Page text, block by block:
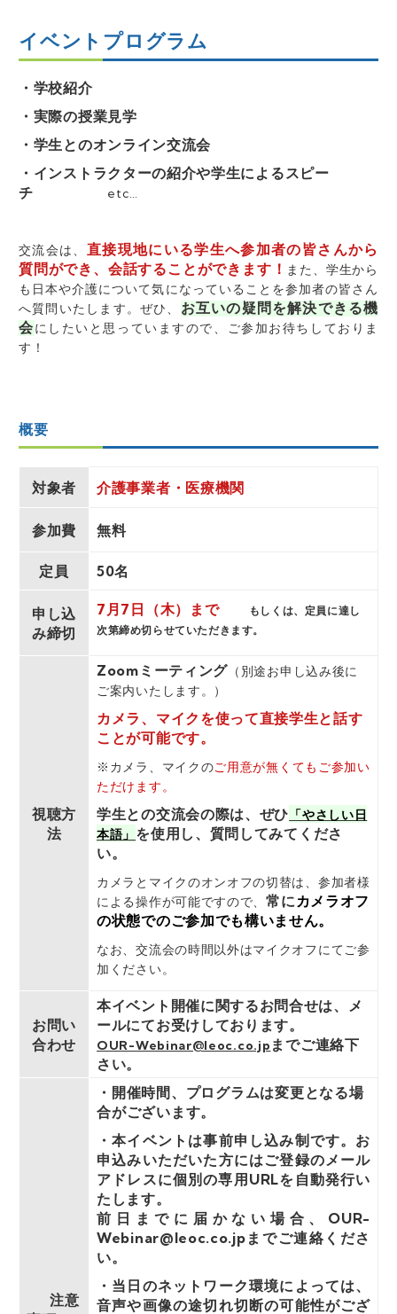
イベントプログラム
・学校紹介
・実際の授業見学
・学生とのオンライン交流会
・インストラクターの紹介や学生によるスピー
チ etc…
交流会は、 直接現地にいる学生へ参加者の皆さんから
質問ができ、会話することができます！ また、学生から
も日本や介護について気になっていることを参加者の皆さん
へ質問いたします。ぜひ、 お互いの疑問を解決できる機
会にしたいと思っていますので、ご参加お待ちしておりま
す！
概要
対象者 介護事業者・医療機関
参加費 無料
定員 50名
申し込
み締切
7月7日（木）まで
もしくは、定員に達し
次第締め切らせていただきます。
視聴方
法
Zoomミーティング （別途お申し込み後に
ご案内いたします。）
カメラ、マイクを使って直接学生と話す
ことが可能です。
※カメラ、マイクのご用意が無くてもご参加い
ただけます。
学生との交流会の際は、ぜひ 「やさしい日
本語」 を使用し、質問してみてくださ
い。
カメラとマイクのオンオフの切替は、 参加者様
による操作が可能ですので、常に カメラオフ
の状態でのご参加でも構いません。
なお、交流会の時間以外はマイクオフにてご参
加ください。
お問い
合わせ
本イベント開催に関するお問合せは、メ
ールにてお受けしております。
OUR-Webinar@leoc.co.jp までご連絡下
さい。
注意
・開催時間、プログラムは変更となる場
合がございます。
・本イベントは事前申し込み制です。お
申込みいただいた⽅にはご登録のメール
アドレスに個別の専用URLを⾃動発⾏い
たします。
前日までに届かない場合、OUR-
Webinar@leoc.co.jpまでご連絡くださ
い。
・当⽇のネットワーク環境によっては、
⾳声や画像の途切れ切断の可能性がござ